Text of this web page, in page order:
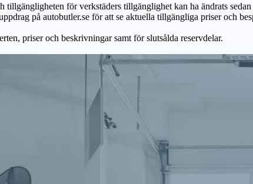
tillgängligheten för verkstäders tillgänglighet kan ha ändrats
på autobutler.se för att se aktuella tillgängliga priser och
priser och beskrivningar samt för slutsålda reservdelar.